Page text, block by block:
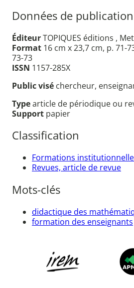
Données de publication
ÉditeurTOPIQUES éditions ,
Format 16 cm x 23,7 cm, p. 71-
73-73
ISSN 1157-285X
Public visé chercheur,
Typearticle de périodique ou
Support papier
Classification
Formations
Revues, article de revue
Mots-clés
didactique des
formation des enseignants